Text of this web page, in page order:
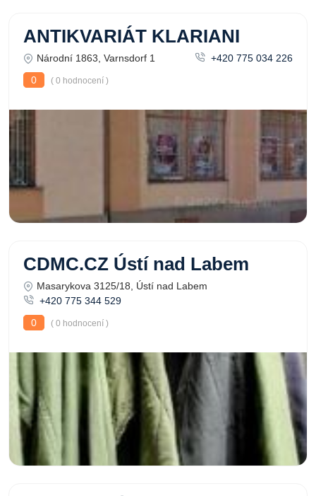
ANTIKVARIÁT KLARIANI
Národní 1863, Varnsdorf 1
+420 775 034 226
0
( 0 hodnocení )
CDMC.CZ Ústí nad Labem
Masarykova 3125/18, Ústí nad Labem
+420 775 344 529
0
( 0 hodnocení )